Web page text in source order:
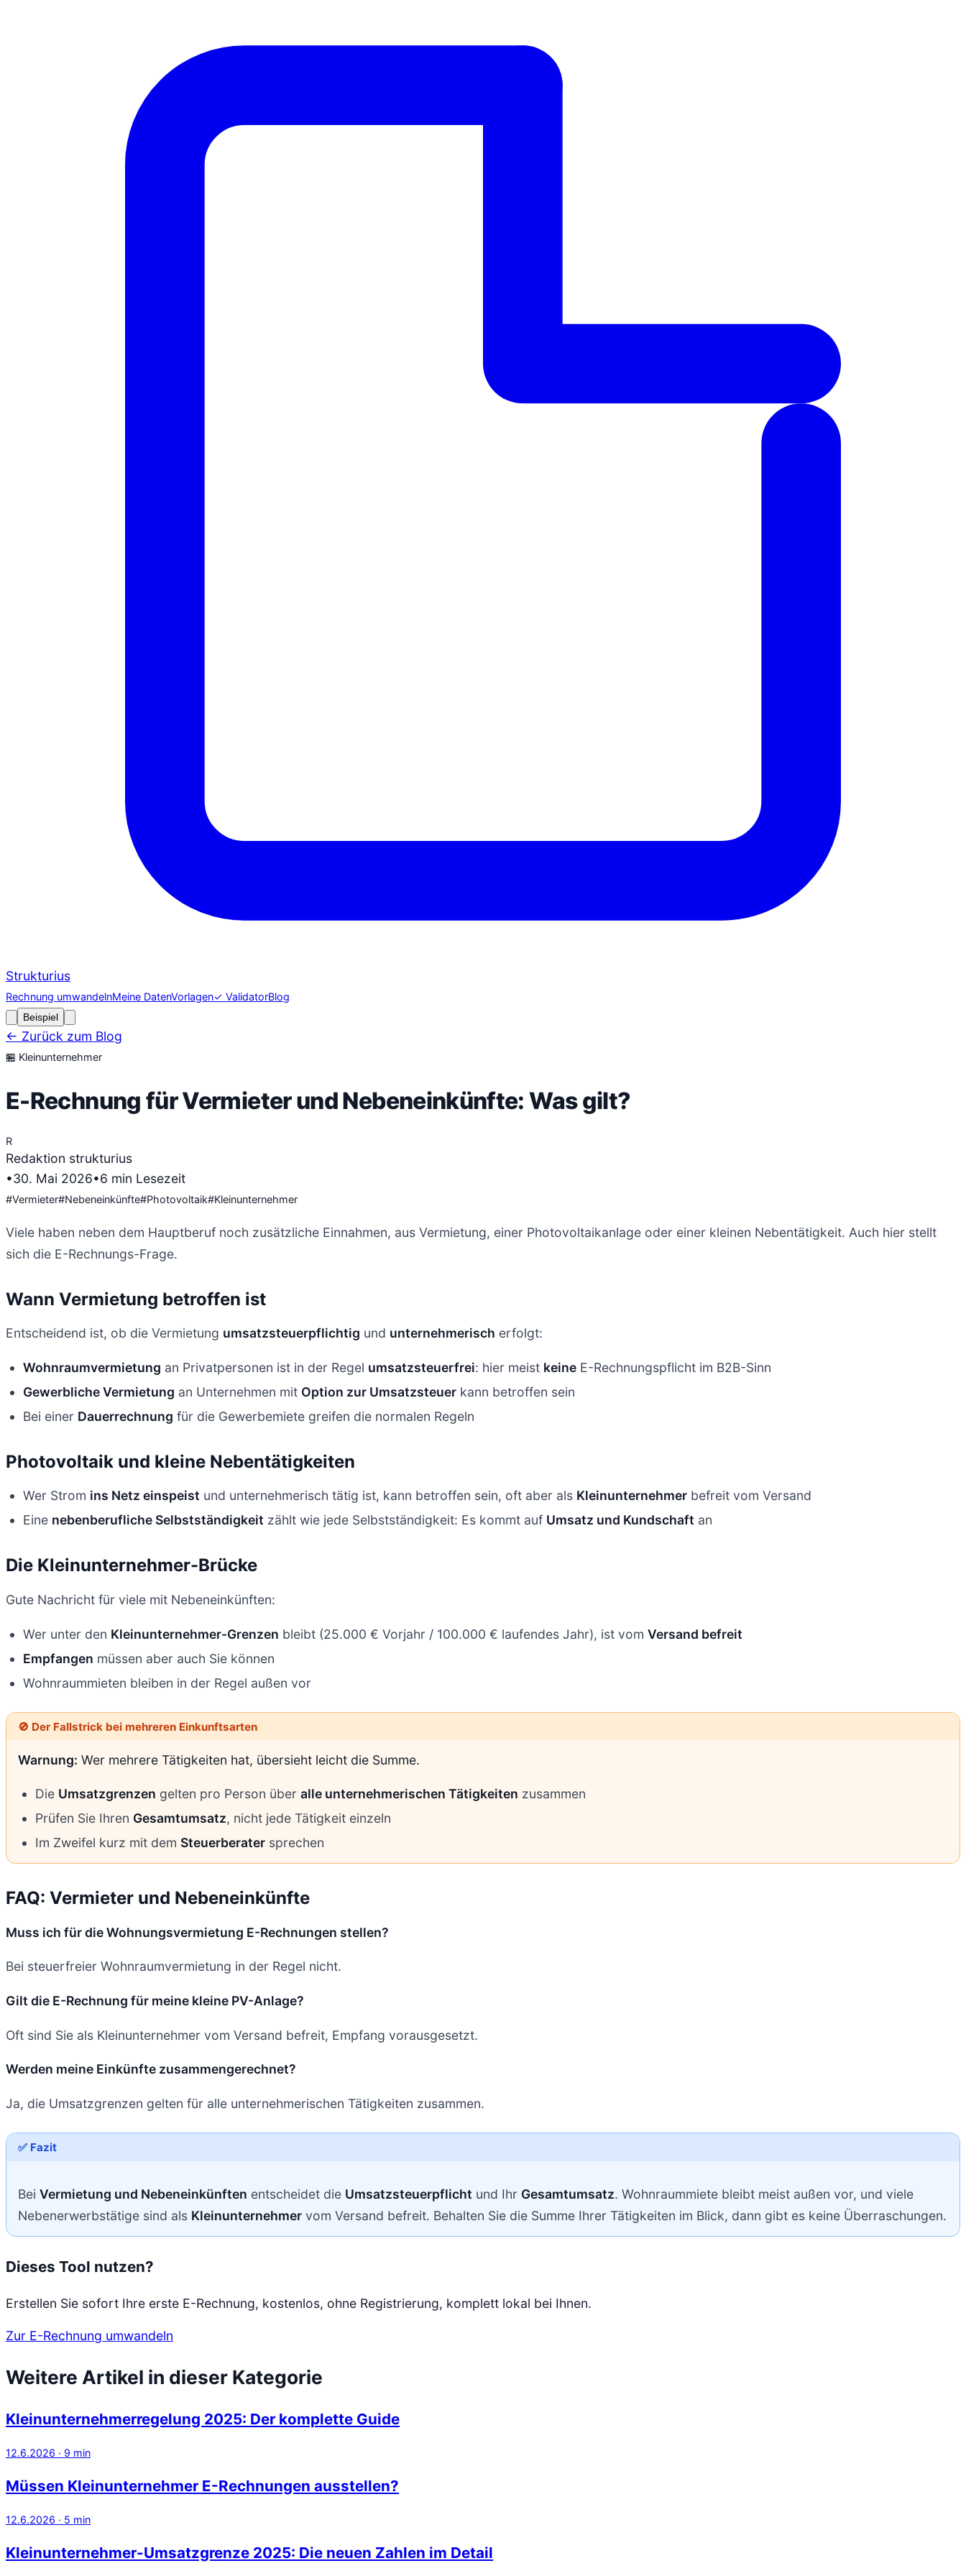
Strukturius
Rechnung umwandelnMeine DatenVorlagen✓ ValidatorBlog
Beispiel
← Zurück zum Blog
🏪 Kleinunternehmer
E-Rechnung für Vermieter und Nebeneinkünfte: Was gilt?
R
Redaktion strukturius
•30. Mai 2026•6 min Lesezeit
#Vermieter#Nebeneinkünfte#Photovoltaik#Kleinunternehmer
Viele haben neben dem Hauptberuf noch zusätzliche Einnahmen, aus Vermietung, einer Photovoltaikanlage oder einer kleinen Nebentätigkeit. Auch hier stellt
sich die E-Rechnungs-Frage.
Wann Vermietung betroffen ist
Entscheidend ist, ob die Vermietung umsatzsteuerpflichtig und unternehmerisch erfolgt:
Wohnraumvermietung an Privatpersonen ist in der Regel umsatzsteuerfrei: hier meist keine E-Rechnungspflicht im B2B-Sinn
Gewerbliche Vermietung an Unternehmen mit Option zur Umsatzsteuer kann betroffen sein
Bei einer Dauerrechnung für die Gewerbemiete greifen die normalen Regeln
Photovoltaik und kleine Nebentätigkeiten
Wer Strom ins Netz einspeist und unternehmerisch tätig ist, kann betroffen sein, oft aber als Kleinunternehmer befreit vom Versand
Eine nebenberufliche Selbstständigkeit zählt wie jede Selbstständigkeit: Es kommt auf Umsatz und Kundschaft an
Die Kleinunternehmer-Brücke
Gute Nachricht für viele mit Nebeneinkünften:
Wer unter den Kleinunternehmer-Grenzen bleibt (25.000 € Vorjahr / 100.000 € laufendes Jahr), ist vom Versand befreit
Empfangen müssen aber auch Sie können
Wohnraummieten bleiben in der Regel außen vor
🚫 Der Fallstrick bei mehreren Einkunftsarten
Warnung: Wer mehrere Tätigkeiten hat, übersieht leicht die Summe.
Die Umsatzgrenzen gelten pro Person über alle unternehmerischen Tätigkeiten zusammen
Prüfen Sie Ihren Gesamtumsatz, nicht jede Tätigkeit einzeln
Im Zweifel kurz mit dem Steuerberater sprechen
FAQ: Vermieter und Nebeneinkünfte
Muss ich für die Wohnungsvermietung E-Rechnungen stellen?
Bei steuerfreier Wohnraumvermietung in der Regel nicht.
Gilt die E-Rechnung für meine kleine PV-Anlage?
Oft sind Sie als Kleinunternehmer vom Versand befreit, Empfang vorausgesetzt.
Werden meine Einkünfte zusammengerechnet?
Ja, die Umsatzgrenzen gelten für alle unternehmerischen Tätigkeiten zusammen.
✅ Fazit
Bei Vermietung und Nebeneinkünften entscheidet die Umsatzsteuerpflicht und Ihr Gesamtumsatz. Wohnraummiete bleibt meist außen vor, und viele
Nebenerwerbstätige sind als Kleinunternehmer vom Versand befreit. Behalten Sie die Summe Ihrer Tätigkeiten im Blick, dann gibt es keine Überraschungen.
Dieses Tool nutzen?
Erstellen Sie sofort Ihre erste E-Rechnung, kostenlos, ohne Registrierung, komplett lokal bei Ihnen.
Zur E-Rechnung umwandeln
Weitere Artikel in dieser Kategorie
Kleinunternehmerregelung 2025: Der komplette Guide
12.6.2026 · 9 min
Müssen Kleinunternehmer E-Rechnungen ausstellen?
12.6.2026 · 5 min
Kleinunternehmer-Umsatzgrenze 2025: Die neuen Zahlen im Detail